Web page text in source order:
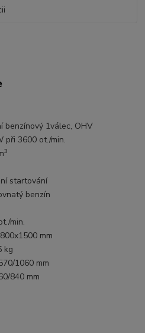
benzínový 1válec, OHV
při 3600 ot./min.
3
startování
benzín
min.
mm
kg
1060 mm
840 mm